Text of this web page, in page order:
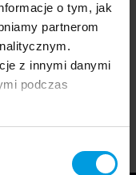
o tym, jak
partnerom
z innymi danymi
podczas
Czego
Gdynia Design